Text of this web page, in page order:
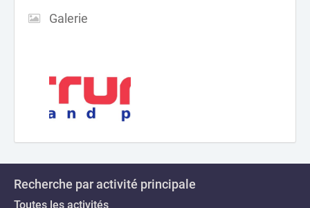
Galerie
Recherche par activité principale
Toutes les activités